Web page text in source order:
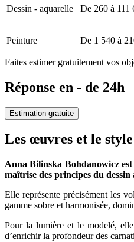
Dessin - aquarelle De 260 à 111
Peinture De 1 540 à
Faites estimer gratuitement vos
Réponse en - de 24h
Estimation gratuite
Les œuvres et le
Anna Bilinska Bohdanowicz
maîtrise des principes du
Elle représente précisément les
gamme sobre et harmonisée,
Pour la lumière et le modelé,
d’enrichir la profondeur des